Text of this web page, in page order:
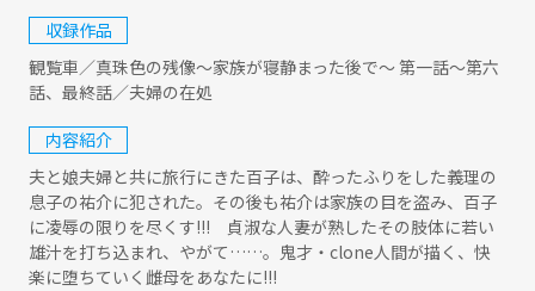
収録作品
観覧車／真珠色の残像～家族が寝静まった後で～ 第一話～第六
話、最終話／夫婦の在処
内容紹介
夫と娘夫婦と共に旅行にきた百子は、酔ったふりをした義理の
息子の祐介に犯された。その後も祐介は家族の目を盗み、百子
に凌辱の限りを尽くす!!! 貞淑な人妻が熟したその肢体に若い
雄汁を打ち込まれ、やがて……。鬼才・clone人間が描く、快
楽に堕ちていく雌母をあなたに!!!